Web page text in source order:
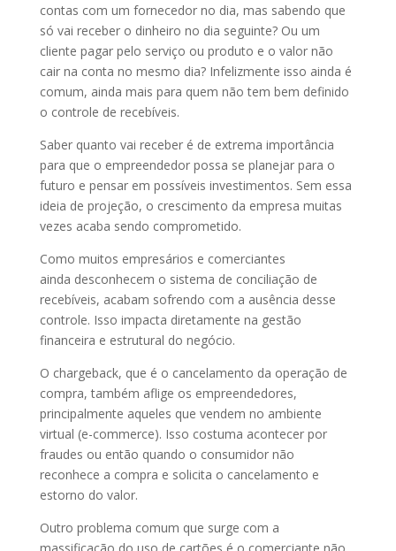
contas com um fornecedor no dia, mas sabendo que
só vai receber o dinheiro no dia seguinte? Ou um
cliente pagar pelo serviço ou produto e o valor não
cair na conta no mesmo dia? Infelizmente isso ainda é
comum, ainda mais para quem não tem bem definido
o controle de recebíveis.
Saber quanto vai receber é de extrema importância
para que o empreendedor possa se planejar para o
futuro e pensar em possíveis investimentos. Sem essa
ideia de projeção, o crescimento da empresa muitas
vezes acaba sendo comprometido.
Como muitos empresários e comerciantes
ainda desconhecem o sistema de conciliação de
recebíveis, acabam sofrendo com a ausência desse
controle. Isso impacta diretamente na gestão
financeira e estrutural do negócio.
O chargeback, que é o cancelamento da operação de
compra, também aflige os empreendedores,
principalmente aqueles que vendem no ambiente
virtual (e-commerce). Isso costuma acontecer por
fraudes ou então quando o consumidor não
reconhece a compra e solicita o cancelamento e
estorno do valor.
Outro problema comum que surge com a